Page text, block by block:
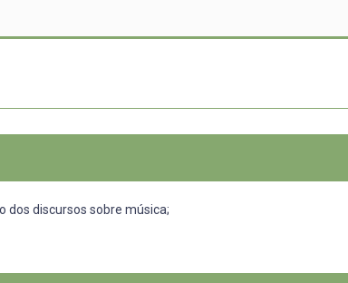
dos discursos sobre música;